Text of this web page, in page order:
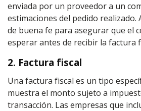
enviada por un proveedor a un
estimaciones del pedido realizado.
de buena fe para asegurar que el
esperar antes de recibir la factura
2. Factura fiscal
Una factura fiscal es un tipo
muestra el monto sujeto a
transacción. Las empresas que